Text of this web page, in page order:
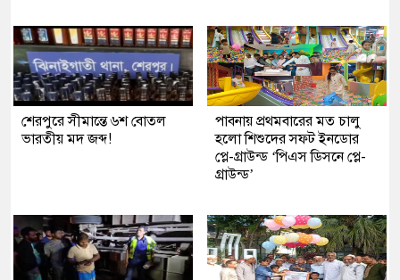
শেরপুরে সীমান্তে ৬শ বোতল
ভারতীয় মদ জব্দ!
পাবনায় প্রথমবারের মত চালু
হলো শিশুদের সফট ইনডোর
প্লে-গ্রাউন্ড ‘পিএস ডিসনে প্লে-
গ্রাউন্ড’